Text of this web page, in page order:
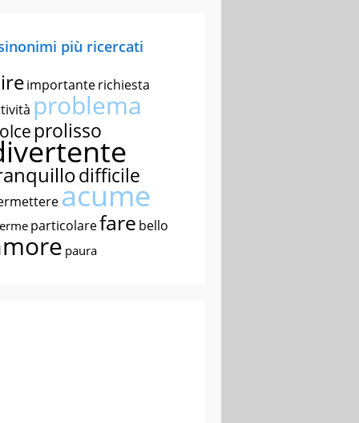
più ricercati
importanterichiesta
problema
prolisso
difficile
acume
particolarefare bello
paura